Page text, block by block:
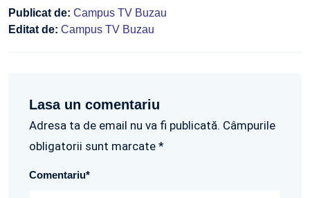
Publicat de: Campus TV Buzau
Editat de: Campus TV Buzau
Lasa un comentariu
Adresa ta de email nu va fi publicată. Câmpurile
obligatorii sunt marcate *
Comentariu*